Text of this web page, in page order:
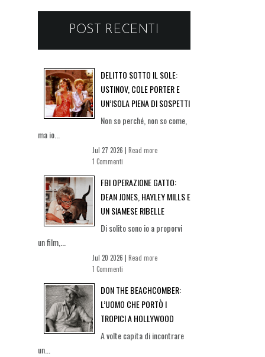
POST RECENTI
DELITTO SOTTO IL SOLE:
USTINOV, COLE PORTER E
UN’ISOLA PIENA DI SOSPETTI
Non so perché, non so come,
ma io...
Jul 27 2026 | Read more
1 Commenti
FBI OPERAZIONE GATTO:
DEAN JONES, HAYLEY MILLS E
UN SIAMESE RIBELLE
Di solito sono io a proporvi
un film,...
Jul 20 2026 | Read more
1 Commenti
DON THE BEACHCOMBER:
L’UOMO CHE PORTÒ I
TROPICI A HOLLYWOOD
A volte capita di incontrare
un...